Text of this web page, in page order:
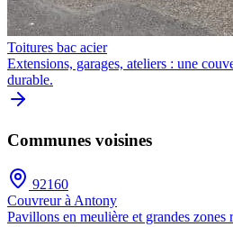
Toitures bac acier
Extensions, garages, ateliers : une
durable.
Communes voisines
92160
Couvreur à Antony
Pavillons en meulière et grandes zones